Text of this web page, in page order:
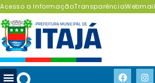
Acesso a InformaçãoTransparênciaWebmail